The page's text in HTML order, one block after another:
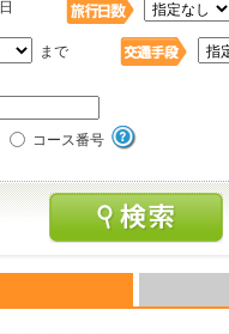
日
まで
コース番号